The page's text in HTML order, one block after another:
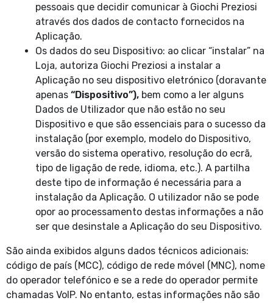
pessoais que decidir comunicar à Giochi Preziosi
através dos dados de contacto fornecidos na
Aplicação.
Os dados do seu Dispositivo: ao clicar “instalar” na
Loja, autoriza Giochi Preziosi a instalar a
Aplicação no seu dispositivo eletrónico (doravante
apenas “Dispositivo”), bem como a ler alguns
Dados de Utilizador que não estão no seu
Dispositivo e que são essenciais para o sucesso da
instalação (por exemplo, modelo do Dispositivo,
versão do sistema operativo, resolução do ecrã,
tipo de ligação de rede, idioma, etc.). A partilha
deste tipo de informação é necessária para a
instalação da Aplicação. O utilizador não se pode
opor ao processamento destas informações a não
ser que desinstale a Aplicação do seu Dispositivo.
São ainda exibidos alguns dados técnicos adicionais:
código de país (MCC), código de rede móvel (MNC), nome
do operador telefónico e se a rede do operador permite
chamadas VoIP. No entanto, estas informações não são